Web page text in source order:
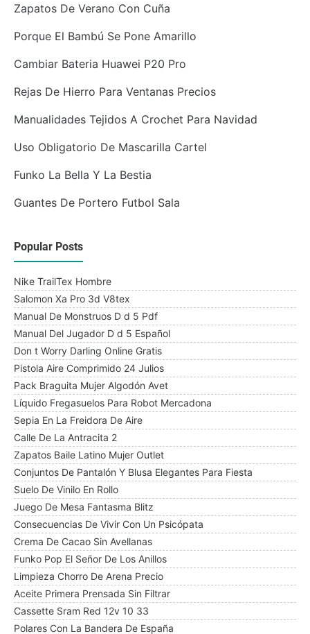
Zapatos De Verano Con Cuña
Porque El Bambú Se Pone Amarillo
Cambiar Bateria Huawei P20 Pro
Rejas De Hierro Para Ventanas Precios
Manualidades Tejidos A Crochet Para Navidad
Uso Obligatorio De Mascarilla Cartel
Funko La Bella Y La Bestia
Guantes De Portero Futbol Sala
Popular Posts
Nike TrailTex Hombre
Salomon Xa Pro 3d V8tex
Manual De Monstruos D d 5 Pdf
Manual Del Jugador D d 5 Español
Don t Worry Darling Online Gratis
Pistola Aire Comprimido 24 Julios
Pack Braguita Mujer Algodón Avet
Líquido Fregasuelos Para Robot Mercadona
Sepia En La Freidora De Aire
Calle De La Antracita 2
Zapatos Baile Latino Mujer Outlet
Conjuntos De Pantalón Y Blusa Elegantes Para Fiesta
Suelo De Vinilo En Rollo
Juego De Mesa Fantasma Blitz
Consecuencias De Vivir Con Un Psicópata
Crema De Cacao Sin Avellanas
Funko Pop El Señor De Los Anillos
Limpieza Chorro De Arena Precio
Aceite Primera Prensada Sin Filtrar
Cassette Sram Red 12v 10 33
Polares Con La Bandera De España